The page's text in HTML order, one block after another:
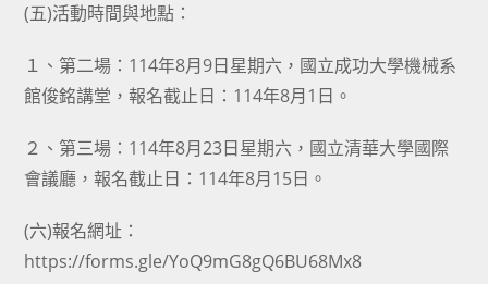
(五)活動時間與地點：
１、第二場：114年8月9日星期六，國立成功大學機械系
館俊銘講堂，報名截止日：114年8月1日。
２、第三場：114年8月23日星期六，國立清華大學國際
會議廳，報名截止日：114年8月15日。
(六)報名網址：
https://forms.gle/YoQ9mG8gQ6BU68Mx8